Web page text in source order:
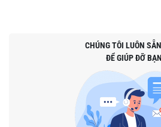
CHÚNG TÔI LUÔN
ĐỂ GIÚP ĐỠ BẠN